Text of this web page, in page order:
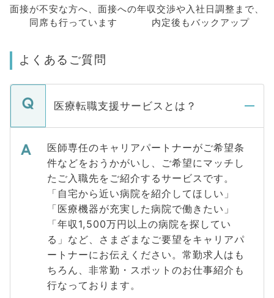
面接が不安な方へ、 面接への
同席も行っています
年収交渉や入社日調整まで、
内定後もバックアップ
よくあるご質問
医療転職支援サービスとは？
医師専任のキャリアパートナーがご希望条
件などをおうかがいし、ご希望にマッチし
たご入職先をご紹介するサービスです。
「自宅から近い病院を紹介してほしい」
「医療機器が充実した病院で働きたい」
「年収1,500万円以上の病院を探してい
る」など、さまざまなご要望をキャリアパ
ートナーにお伝えください。常勤求人はも
ちろん、非常勤・スポットのお仕事紹介も
行なっております。